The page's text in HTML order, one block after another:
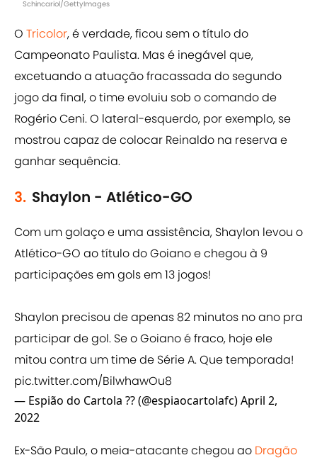
Schincariol/GettyImages
O Tricolor, é verdade, ficou sem o título do
Campeonato Paulista. Mas é inegável que,
excetuando a atuação fracassada do segundo
jogo da final, o time evoluiu sob o comando de
Rogério Ceni. O lateral-esquerdo, por exemplo, se
mostrou capaz de colocar Reinaldo na reserva e
ganhar sequência.
3. Shaylon - Atlético-GO
Com um golaço e uma assistência, Shaylon levou o
Atlético-GO ao título do Goiano e chegou à 9
participações em gols em 13 jogos!
Shaylon precisou de apenas 82 minutos no ano pra
participar de gol. Se o Goiano é fraco, hoje ele
mitou contra um time de Série A. Que temporada!
pic.twitter.com/BilwhawOu8
— Espião do Cartola ?? (@espiaocartolafc)April 2,
2022
Ex-São Paulo, o meia-atacante chegou ao Dragão